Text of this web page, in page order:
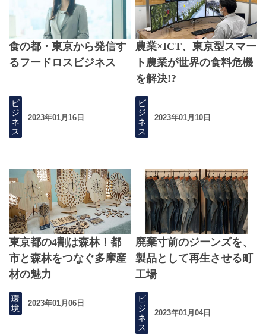
食の都・東京から発信す
るフードロスビジネス
ビ
ジ
ネ
ス
2023年01月16日
農業×ICT、東京型スマー
ト農業が世界の食料危機
を解決!?
ビ
ジ
ネ
ス
2023年01月10日
東京都の4割は森林！都
市と森林をつなぐ多摩産
材の魅力
環
境
2023年01月06日
廃棄寸前のジーンズを、
製品として再生させる町
工場
ビ
ジ
ネ
ス
2023年01月04日